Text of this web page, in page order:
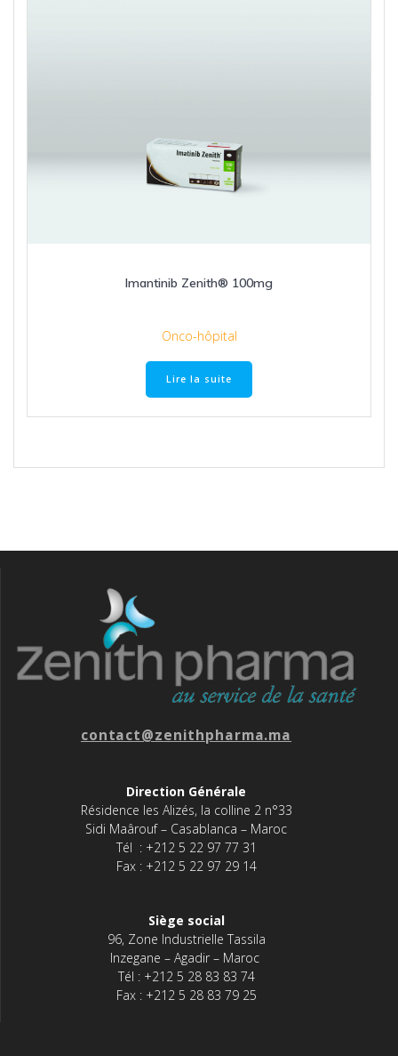
Imantinib Zenith® 100mg
Onco-hôpital
Lire la suite
contact@zenithpharma.ma
Direction Générale
Résidence les Alizés, la colline 2 n°33
Sidi Maârouf – Casablanca – Maroc
Tél : +212 5 22 97 77 31
Fax : +212 5 22 97 29 14
Siège social
96, Zone Industrielle Tassila
Inzegane – Agadir – Maroc
Tél : +212 5 28 83 83 74
Fax : +212 5 28 83 79 25